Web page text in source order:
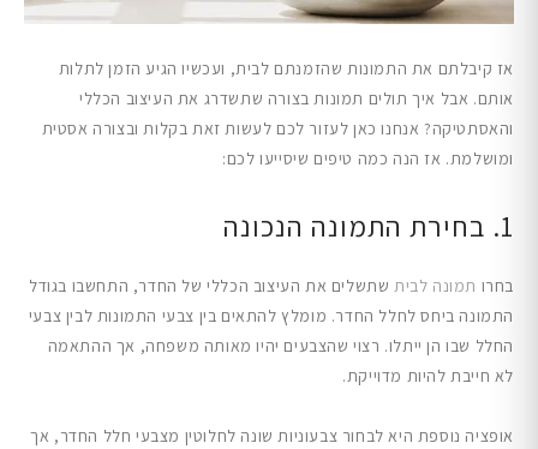
אז קיבלתם את התמונות שהזמנתם לבית, ועכשיו הגיע הזמן לתלות
אותם. אבל איך תולים תמונות בצורה שתשדרג את העיצוב הכללי
והאסתטיקה? אנחנו כאן לעזור לכם לעשות זאת בקלות ובצורה אסטית
ומושלמת. אז הנה כמה טיפים שיסייעו לכם:
1. בחירת התמונה הנכונה
בחרו תמונה לבית שתשלים את העיצוב הכללי של החדר, התחשבו בגודל
התמונה ביחס לחלל החדר. מומלץ להתאים בין צבעי התמונות לבין צבעי
החלל שבו הן ייתלו. רצוי שהצבעים יהיו מאותה משפחה, אך ההתאמה
לא חייבת להיות מדוייקת.
אופציה נוספת היא לבחור צבעוניות שונה לחלוטין מצבעי חלל החדר, אך